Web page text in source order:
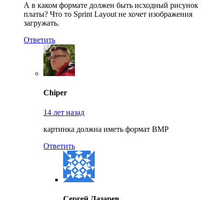
А в каком формате должен быть исходный рисунок
платы? Что то Sprint Layout не хочет изображения
загружать.
Ответить
Chiper
14 лет назад
картинка должна иметь формат BMP
Ответить